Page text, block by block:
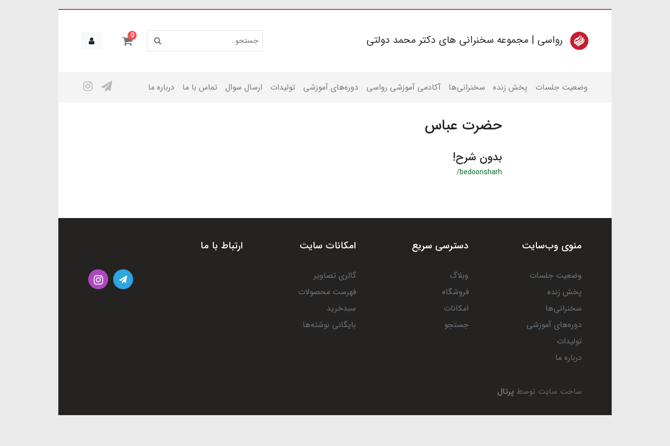
رواسی | مجموعه سخنرانی های دکتر محمد دولتی 0
وضعیت جلسات پخش زنده سخنرانی‌ها آکادمی آموزشی رواسی دوره‌های آموزشی تولیدات ارسال سوال تماس با ما درباره ما
حضرت عباس
بدون شرح!
/bedoonsharh
منوی وب‌سایت
وضعیت جلسات
پخش زنده
سخنرانی‌ها
دوره‌های آموزشی
تولیدات
درباره ما
دسترسی سریع
وبلاگ
فروشگاه
امکانات
جستجو
امکانات سایت
گالری تصاویر
فهرست محصولات
سبدخرید
بایگانی نوشته‌ها
ارتباط با ما
ساخت سایت توسط پرتال